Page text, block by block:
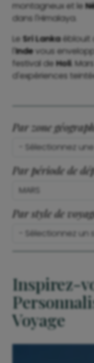
montagneux et le
dans l'Himalaya.
Le Sri Lankaéblouit
Inde vous
festival deHoli.
d'expériences
Par zone
Par période de
Par style de
Inspirez-
Voyage